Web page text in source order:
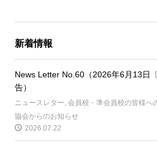
新着情報
News Letter No.60（2026年6月13日
告）
ニュースレター 会員校・準会員校の皆様へ
協会からのお知らせ
2026.07.22